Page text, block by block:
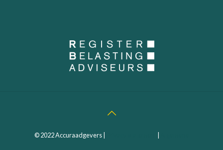
© 2022 Accuraadgevers |